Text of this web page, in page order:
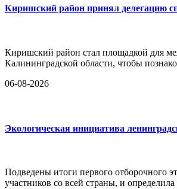
Киришский район принял делегацию
Киришский район стал площадкой для
Калининградской области, чтобы
06-08-2026
Экологическая инициатива
Подведены итоги первого отборочного
участников со всей страны, и